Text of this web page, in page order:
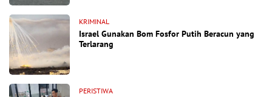
KRIMINAL
Israel Gunakan Bom Fosfor Putih Beracun yang
Terlarang
PERISTIWA